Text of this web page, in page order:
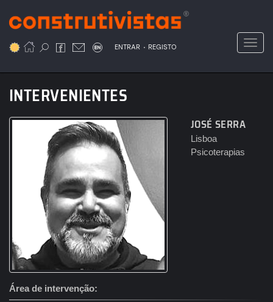
para
conteúdo
ENTRAR . REGISTO
INTERVENIENTES
JOSÉ SERRA
Lisboa
Área de intervenção
Psicoterapias